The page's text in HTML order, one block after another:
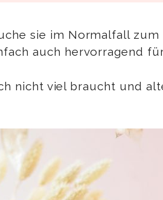
sie im Normalfall
auch hervorragend
nicht viel braucht und